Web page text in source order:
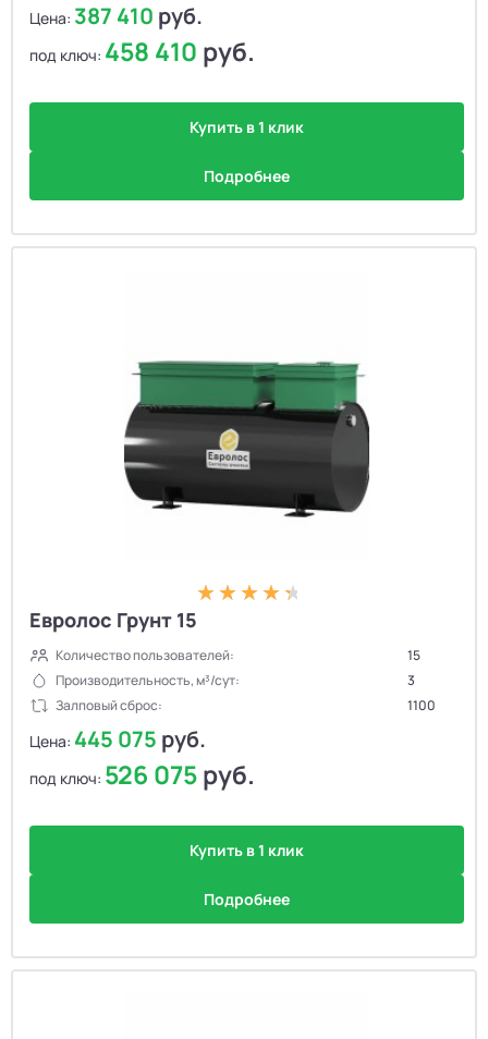
Цена: 387 410 руб.
под ключ: 458 410 руб.
Купить в 1 клик
Подробнее
Евролос Грунт 15
Количество пользователей:
15
Производительность, м³/сут:
3
Залповый сброс:
1100
Цена: 445 075 руб.
под ключ: 526 075руб.
Купить в 1 клик
Подробнее